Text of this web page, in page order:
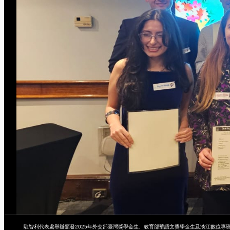
駐智利代表處舉辦頒發2025年外交部臺灣獎學金生、教育部華語文獎學金生及淡江數位專